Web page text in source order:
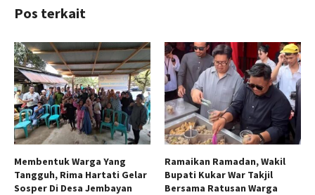
Pos terkait
Membentuk Warga Yang
Tangguh, Rima Hartati Gelar
Sosper Di Desa Jembayan
Ramaikan Ramadan, Wakil
Bupati Kukar War Takjil
Bersama Ratusan Warga